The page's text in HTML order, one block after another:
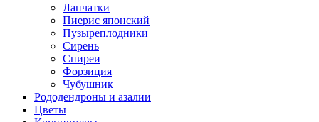
Лапчатки
Пиерис японский
Пузыреплодники
Сирень
Спиреи
Форзиция
Чубушник
Рододендроны и азалии
Цветы